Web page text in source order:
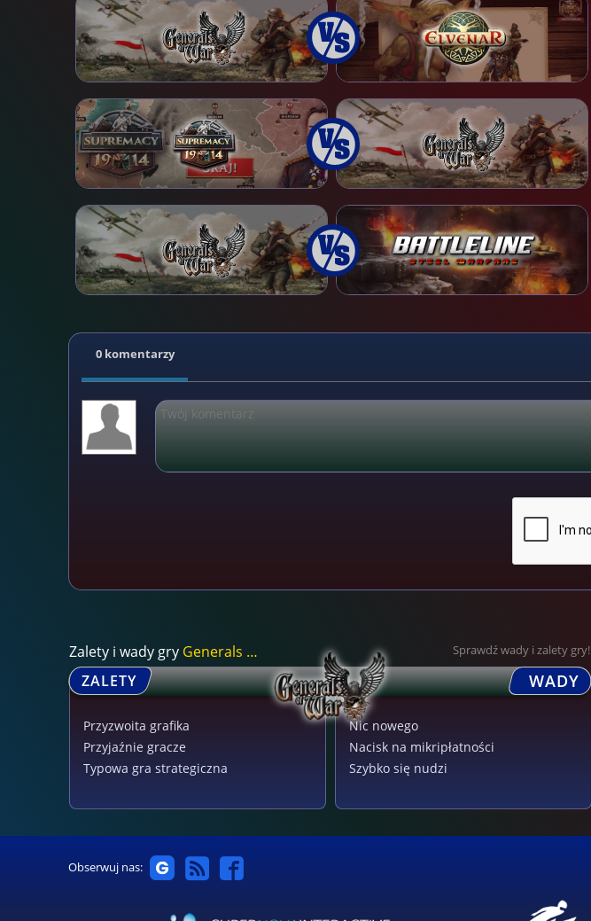
0 komentarzy
Zalety i wady gry Generals of War Sprawdź wady i zalety gry!
ZALETY WADY
Przyzwoita grafika
Przyjaźnie gracze
Typowa gra strategiczna
Nic nowego
Nacisk na mikripłatności
Szybko się nudzi
Obserwuj nas: